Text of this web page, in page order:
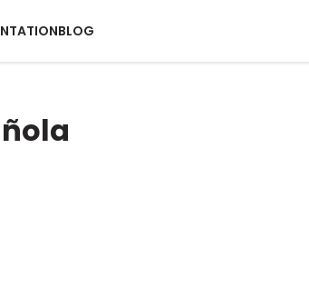
BLOG